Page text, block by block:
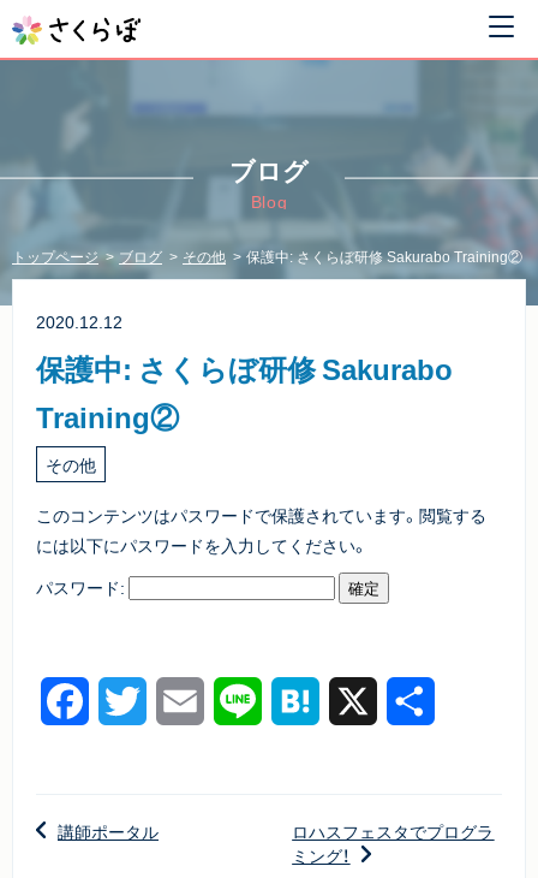
ブログ
Blog
トップページ ブログ その他 保護中: さくらぼ研修 Sakurabo Training②
2020.12.12
保護中: さくらぼ研修 Sakurabo
Training②
その他
このコンテンツはパスワードで保護されています。閲覧する
には以下にパスワードを入力してください。
パスワード:
FacebookTwitter Email Line Hatena X
講師ポータル
ロハスフェスタでプログラ
ミング！